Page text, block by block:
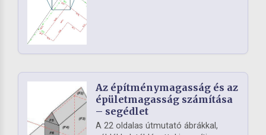
Az építménymagasság és az
épületmagasság számítása
– segédlet
A 22 oldalas útmutató ábrákkal,